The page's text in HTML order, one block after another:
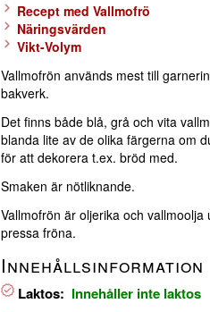
Recept med Vallmofrö
Näringsvärden
Vikt-Volym
Vallmofrön används mest till
bakverk.
Det finns både blå, grå och vita
blanda lite av de olika färgerna om
för att dekorera t.ex. bröd med.
Smaken är nötliknande.
Vallmofrön är oljerika och vallmoolja
pressa fröna.
Innehållsinformation
Laktos: Innehåller inte laktos